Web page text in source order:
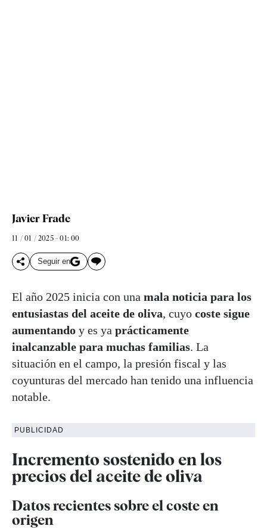
Javier Frade
11 / 01 / 2025 - 01: 00
Seguir en
El año 2025 inicia con una mala noticia para los
entusiastas del aceite de oliva, cuyo coste sigue
aumentando y es ya prácticamente
inalcanzable para muchas familias. La
situación en el campo, la presión fiscal y las
coyunturas del mercado han tenido una influencia
notable.
PUBLICIDAD
Incremento sostenido en los
precios del aceite de oliva
Datos recientes sobre el coste en
origen